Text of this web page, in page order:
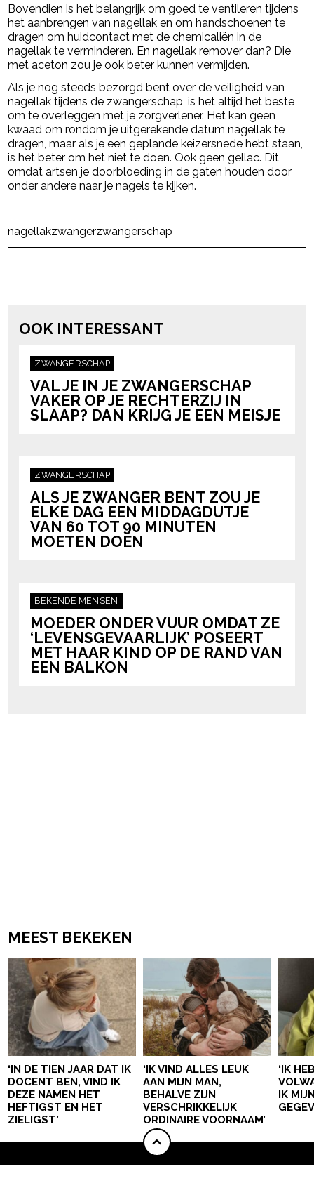
Bovendien is het belangrijk om goed te ventileren tijdens
het aanbrengen van nagellak en om handschoenen te
dragen om huidcontact met de chemicaliën in de
nagellak te verminderen. En nagellak remover dan? Die
met aceton zou je ook beter kunnen vermijden.
Als je nog steeds bezorgd bent over de veiligheid van
nagellak tijdens de zwangerschap, is het altijd het beste
om te overleggen met je zorgverlener. Het kan geen
kwaad om rondom je uitgerekende datum nagellak te
dragen, maar als je een geplande keizersnede hebt staan,
is het beter om het niet te doen. Ook geen gellac. Dit
omdat artsen je doorbloeding in de gaten houden door
onder andere naar je nagels te kijken.
nagellakzwangerzwangerschap
OOK INTERESSANT
ZWANGERSCHAP
VAL JE IN JE ZWANGERSCHAP
VAKER OP JE RECHTERZIJ IN
SLAAP? DAN KRIJG JE EEN MEISJE
ZWANGERSCHAP
ALS JE ZWANGER BENT ZOU JE
ELKE DAG EEN MIDDAGDUTJE
VAN 60 TOT 90 MINUTEN
MOETEN DOEN
BEKENDE MENSEN
MOEDER ONDER VUUR OMDAT ZE
‘LEVENSGEVAARLIJK’ POSEERT
MET HAAR KIND OP DE RAND VAN
EEN BALKON
MEEST BEKEKEN
‘IN DE TIEN JAAR DAT IK
DOCENT BEN, VIND IK
DEZE NAMEN HET
HEFTIGST EN HET
ZIELIGST’
‘IK VIND ALLES LEUK
AAN MIJN MAN,
BEHALVE ZIJN
VERSCHRIKKELIJK
ORDINAIRE VOORNAAM’
‘IK
IK